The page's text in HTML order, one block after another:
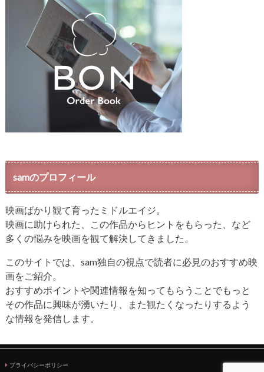
samのプロフィール
映画ばかり観て育ったミドルエイジ。
映画に助けられた、この作品からヒントをもらった、など
多くの悩みを映画を観て解決してきました。
このサイトでは、sam独自の視点で読者に必見のおすすめ映
画をご紹介。
おすすめポイントや関連情報を知ってもらうことでもっと
その作品に興味が湧いたり、また観たくなったりするよう
な情報を発信します。
プライバシーポリシー